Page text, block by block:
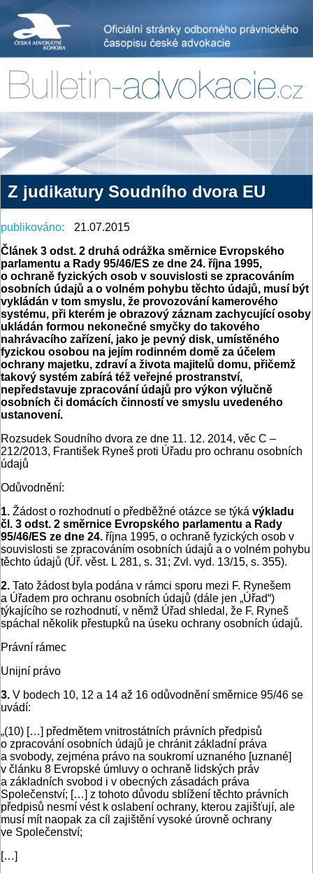
Z judikatury Soudního dvora EU
publikováno:
21.07.2015
Článek 3 odst. 2 druhá odrážka směrnice Evropského
parlamentu a Rady 95/46/ES ze dne 24. října 1995,
o ochraně fyzických osob v souvislosti se zpracováním
osobních údajů a o volném pohybu těchto údajů, musí být
vykládán v tom smyslu, že provozování kamerového
systému, při kterém je obrazový záznam zachycující osoby
ukládán formou nekonečné smyčky do takového
nahrávacího zařízení, jako je pevný disk, umístěného
fyzickou osobou na jejím rodinném domě za účelem
ochrany majetku, zdraví a života majitelů domu, přičemž
takový systém zabírá též veřejné prostranství,
nepředstavuje zpracování údajů pro výkon výlučně
osobních či domácích činností ve smyslu uvedeného
ustanovení.
Rozsudek Soudního dvora ze dne 11. 12. 2014, věc C –
212/2013, František Ryneš proti Úřadu pro ochranu osobních
údajů
Odůvodnění:
1. Žádost o rozhodnutí o předběžné otázce se týká výkladu
čl. 3 odst. 2 směrnice Evropského parlamentu a Rady
95/46/ES ze dne 24. října 1995, o ochraně fyzických osob v
souvislosti se zpracováním osobních údajů a o volném pohybu
těchto údajů (Úř. věst. L 281, s. 31; Zvl. vyd. 13/15, s. 355).
2. Tato žádost byla podána v rámci sporu mezi F. Rynešem
a Úřadem pro ochranu osobních údajů (dále jen „Úřad“)
týkajícího se rozhodnutí, v němž Úřad shledal, že F. Ryneš
spáchal několik přestupků na úseku ochrany osobních údajů.
Právní rámec
Unijní právo
3. V bodech 10, 12 a 14 až 16 odůvodnění směrnice 95/46 se
uvádí:
„(10) […] předmětem vnitrostátních právních předpisů
o zpracování osobních údajů je chránit základní práva
a svobody, zejména právo na soukromí uznaného [uznané]
v článku 8 Evropské úmluvy o ochraně lidských práv
a základních svobod i v obecných zásadách práva
Společenství; […] z tohoto důvodu sblížení těchto právních
předpisů nesmí vést k oslabení ochrany, kterou zajišťují, ale
musí mít naopak za cíl zajištění vysoké úrovně ochrany
ve Společenství;
[…]